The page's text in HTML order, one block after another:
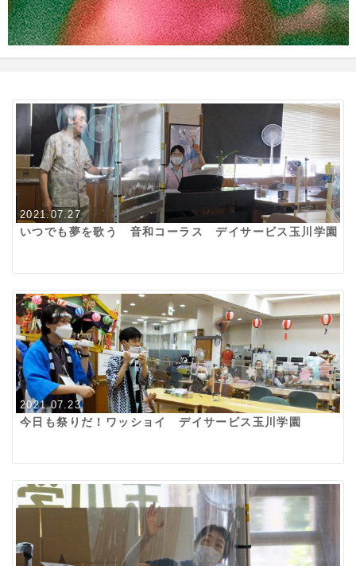
2021.07.27
いつでも夢を歌う 音和コーラス デイサービス玉川学園
2021.07.23
今日も祭りだ！ワッショイ デイサービス玉川学園